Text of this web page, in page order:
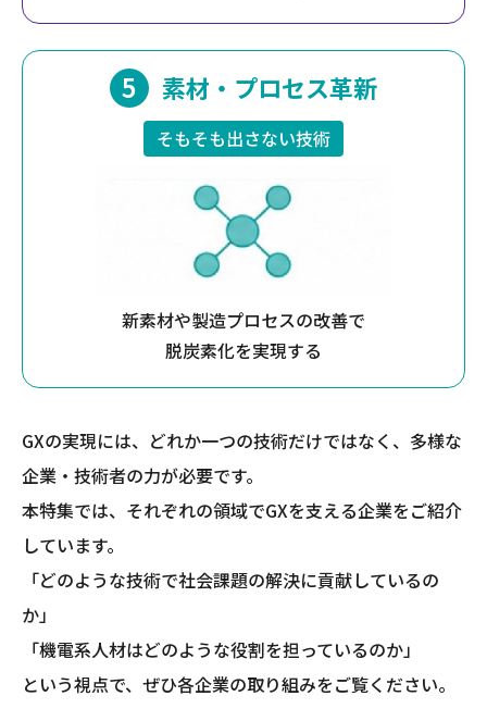
素材・プロセス革新
そもそも出さない技術
新素材や製造プロセスの改善で
脱炭素化を実現する
GXの実現には、どれか一つの技術だけではなく、多様な
企業・技術者の力が必要です。
本特集では、それぞれの領域でGXを支える企業をご紹介
しています。
「どのような技術で社会課題の解決に貢献しているの
か」
「機電系人材はどのような役割を担っているのか」
という視点で、ぜひ各企業の取り組みをご覧ください。